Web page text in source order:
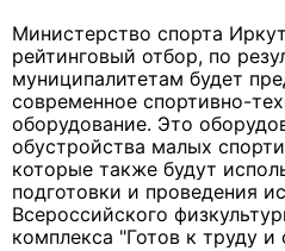
Министерство спорта
рейтинговый отбор, по
муниципалитетам будет
современное спортивно-
оборудование. Это
обустройства малых
которые также будут
подготовки и проведения
Всероссийского
комплекса "Готов к труду